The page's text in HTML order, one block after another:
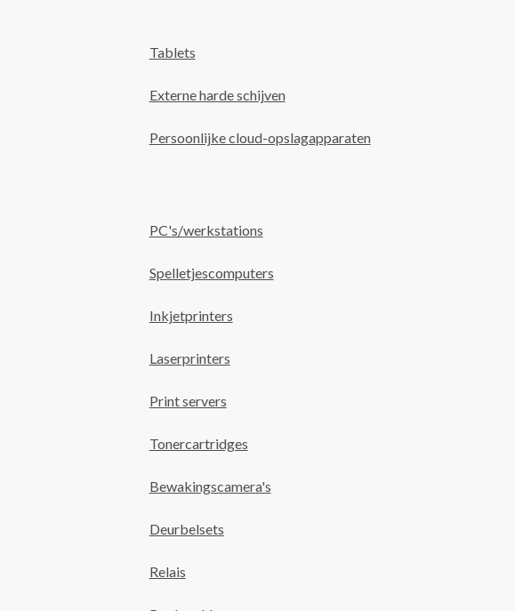
Tablets
Externe harde schijven
Persoonlijke cloud-opslagapparaten
PC's/werkstations
Spelletjescomputers
Inkjetprinters
Laserprinters
Print servers
Tonercartridges
Bewakingscamera's
Deurbelsets
Relais